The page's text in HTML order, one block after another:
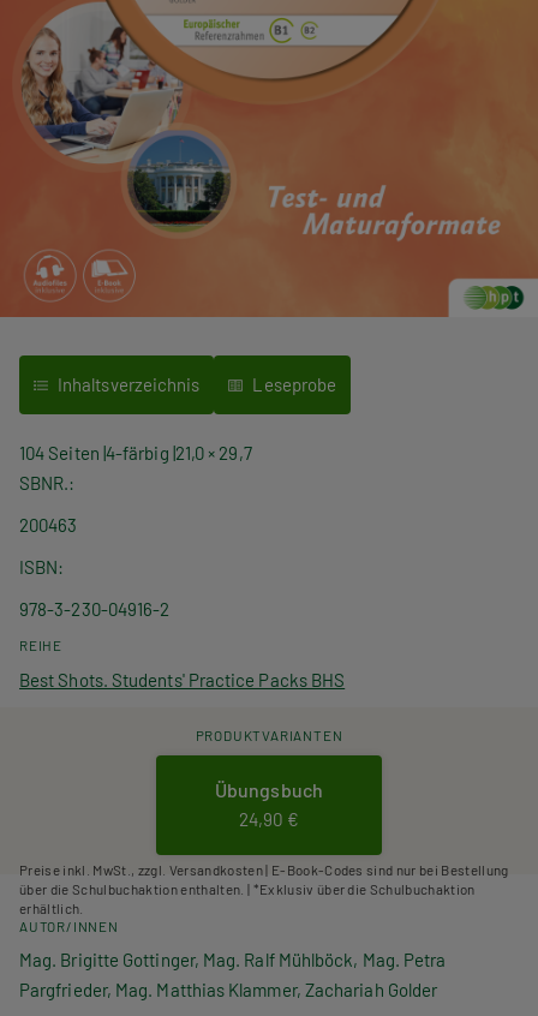
Inhaltsverzeichnis Leseprobe
104 Seiten 4-färbig 21,0 × 29,7
SBNR.
200463
ISBN
978-3-230-04916-2
REIHE
Best Shots. Students' Practice Packs BHS
PRODUKTVARIANTEN
Übungsbuch
24,90 €
Preise inkl. MwSt., zzgl. Versandkosten | E-Book-Codes sind nur bei Bestellung
über die Schulbuchaktion enthalten. | *Exklusiv über die Schulbuchaktion
erhältlich.
AUTOR/INNEN
Mag. Brigitte Gottinger, Mag. Ralf Mühlböck, Mag. Petra
Pargfrieder, Mag. Matthias Klammer, Zachariah Golder